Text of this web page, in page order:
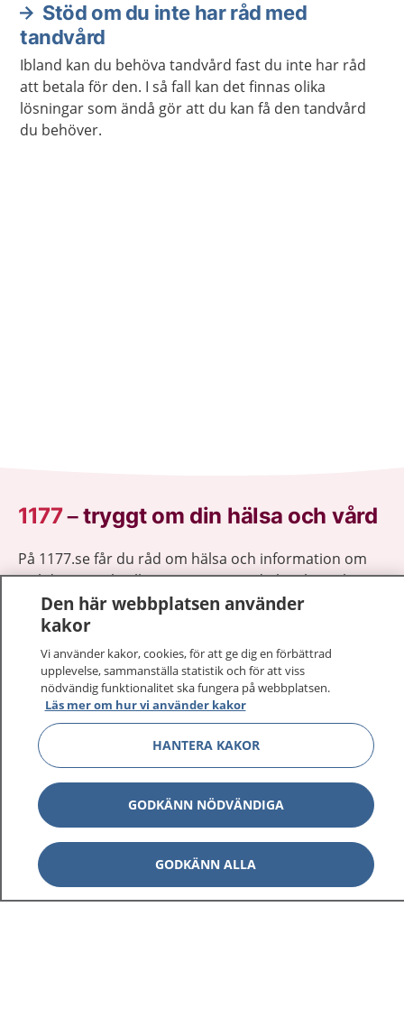
Stöd om du inte har råd med
tandvård
Ibland kan du behöva tandvård fast du inte har råd
att betala för den. I så fall kan det finnas olika
lösningar som ändå gör att du kan få den tandvård
du behöver.
1177–tryggt om din hälsa och vård
På 1177.se får du råd om hälsa och information om
sjukdomar och vilka mottagningar du kan kontakta.
Logga in för att läsa din journal och göra dina
vårdärenden. Ring telefonnummer 1177 för
sjukvårdsrådgivning dygnet runt.
1177 ger dig råd när du vill må bättre.
1177 på flera språk Visa
Visa
Kontakt Visa
Den här webbplatsen använder
kakor
Vi använder kakor, cookies, för att ge dig en förbättrad
upplevelse, sammanställa statistik och för att viss
nödvändig funktionalitet ska fungera på webbplatsen.
Läs mer om hur vi använder kakor
HANTERA KAKOR
GODKÄNN NÖDVÄNDIGA
GODKÄNN ALLA